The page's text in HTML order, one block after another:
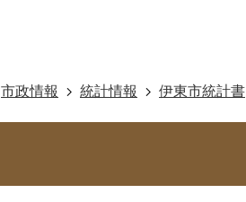
市政情報 統計情報 伊東市統計書